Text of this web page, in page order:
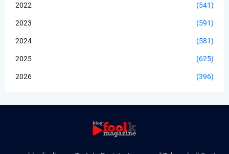
2022 (541)
2023 (591)
2024 (581)
2025 (625)
2026 (396)